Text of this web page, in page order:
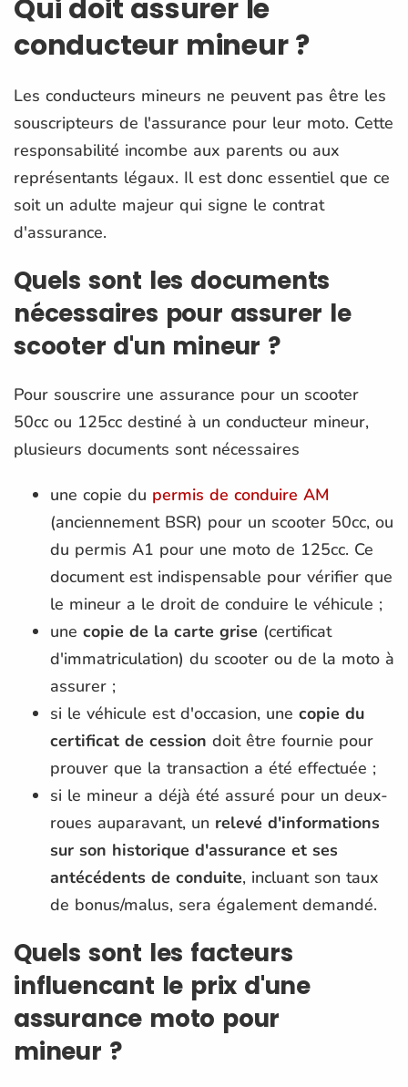
Qui doit assurer le
conducteur mineur ?
Les conducteurs mineurs ne peuvent pas être les
souscripteurs de l'assurance pour leur moto. Cette
responsabilité incombe aux parents ou aux
représentants légaux. Il est donc essentiel que ce
soit un adulte majeur qui signe le contrat
d'assurance.
Quels sont les documents
nécessaires pour assurer le
scooter d'un mineur ?
Pour souscrire une assurance pour un scooter
50cc ou 125cc destiné à un conducteur mineur,
plusieurs documents sont nécessaires
une copie du permis de conduire AM
(anciennement BSR) pour un scooter 50cc, ou
du permis A1 pour une moto de 125cc. Ce
document est indispensable pour vérifier que
le mineur a le droit de conduire le véhicule​ ;
une copie de la carte grise (certificat
d'immatriculation) du scooter ou de la moto à
assurer​ ;
si le véhicule est d'occasion, une copie du
certificat de cession doit être fournie pour
prouver que la transaction a été effectuée​ ;
si le mineur a déjà été assuré pour un deux-
roues auparavant, un relevé d'informations
sur son historique d'assurance et ses
antécédents de conduite, incluant son taux
de bonus/malus, sera également demandé​.
Quels sont les facteurs
influencant le prix d'une
assurance moto pour
mineur ?